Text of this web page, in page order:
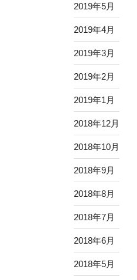
2019年5月
2019年4月
2019年3月
2019年2月
2019年1月
2018年12月
2018年10月
2018年9月
2018年8月
2018年7月
2018年6月
2018年5月